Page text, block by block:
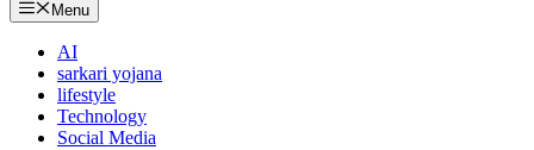
Menu
AI
sarkari yojana
lifestyle
Technology
Social Media